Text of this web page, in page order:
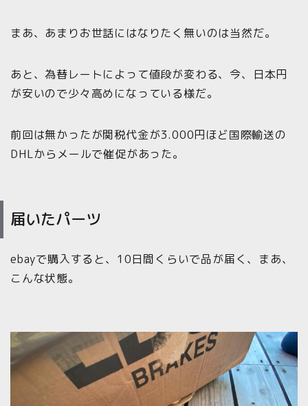
まあ、あまりお世話にはなりたく無いのは当然だ。
あと、為替レートによって値段が変わる、今、日本円
が安いので少々高めになっている様だ。
前回は無かったが関税代金が3.000円ほど国際輸送の
DHLからメールで催促があった。
届いたパーツ
ebayで購入すると、10日間くらいで品が届く、まあ、
こんな状態。